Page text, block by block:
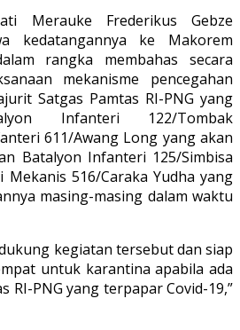
Merauke Frederikus Gebze
kedatangannya ke Makorem
rangka membahas secara
mekanisme pencegahan
Satgas Pamtas RI-PNG yang
Infanteri 122/Tombak
611/Awang Long yang akan
Batalyon Infanteri 125/Simbisa
516/Caraka Yudha yang
masing-masing dalam waktu
kegiatan tersebut dan siap
untuk karantina apabila ada
RI-PNG yang terpapar Covid-19,”